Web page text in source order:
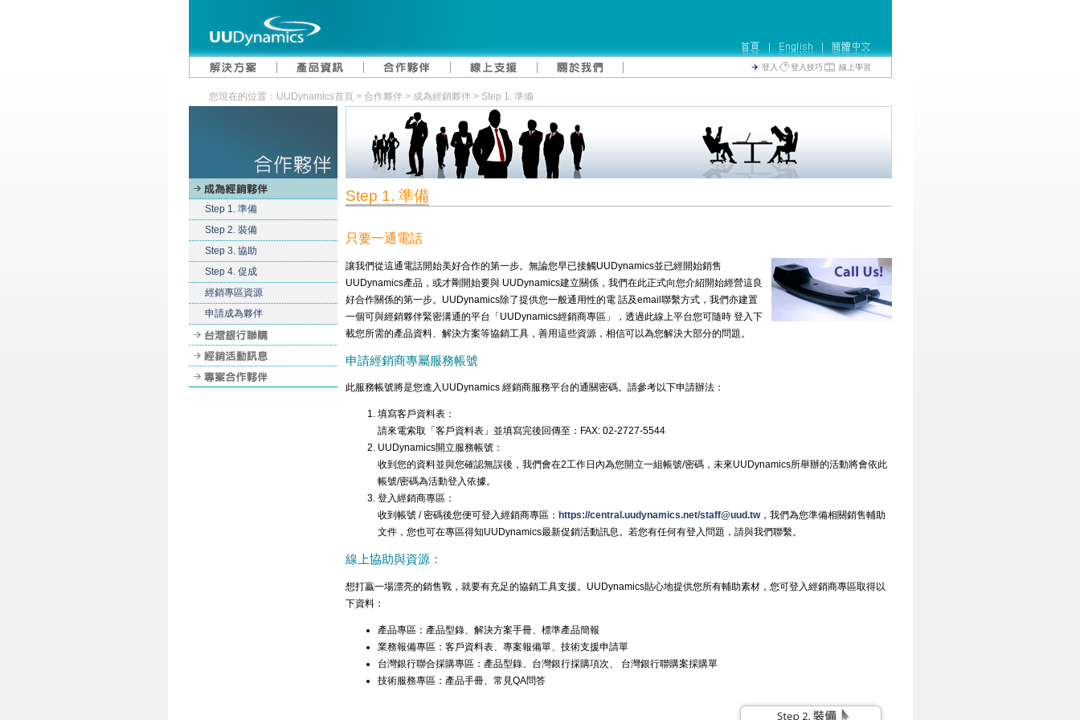
登入 登入技巧 線上學習
您現在的位置：UUDynamics首頁 > 合作夥伴 > 成為經銷夥伴 > Step 1. 準備
Step 1. 準備
Step 2. 裝備
Step 3. 協助
Step 4. 促成
經銷專區資源
申請成為夥伴
Step 1. 準備
只要一通電話
讓我們從這通電話開始美好合作的第一步。無論您早已接觸UUDynamics並已經開始銷售
UUDynamics產品，或才剛開始要與 UUDynamics建立關係，我們在此正式向您介紹開始經營這良
好合作關係的第一步。UUDynamics除了提供您一般通用性的電 話及email聯繫方式，我們亦建置
一個可與經銷夥伴緊密溝通的平台「UUDynamics經銷商專區」，透過此線上平台您可隨時 登入下
載您所需的產品資料、解決方案等協銷工具，善用這些資源，相信可以為您解決大部分的問題。
申請經銷商專屬服務帳號
此服務帳號將是您進入UUDynamics 經銷商服務平台的通關密碼。請參考以下申請辦法：
填寫客戶資料表：
請來電索取「客戶資料表」並填寫完後回傳至：FAX: 02-2727-5544
UUDynamics開立服務帳號：
收到您的資料並與您確認無誤後，我們會在2工作日內為您開立一組帳號/密碼，未來UUDynamics所舉辦的活動將會依此
帳號/密碼為活動登入依據。
登入經銷商專區：
收到帳號 / 密碼後您便可登入經銷商專區： https://central.uudynamics.net/staff@uud.tw，我們為您準備相關銷售輔助
文件，您也可在專區得知UUDynamics最新促銷活動訊息。若您有任何有登入問題，請與我們聯繫。
線上協助與資源：
想打贏一場漂亮的銷售戰，就要有充足的協銷工具支援。UUDynamics貼心地提供您所有輔助素材，您可登入經銷商專區取得以
下資料：
產品專區：產品型錄、解決方案手冊、標準產品簡報
業務報備專區：客戶資料表、專案報備單、技術支援申請單
台灣銀行聯合採購專區：產品型錄、台灣銀行採購項次、 台灣銀行聯購案採購單
技術服務專區：產品手冊、常見QA問答